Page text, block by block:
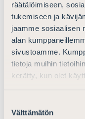
räätälöimiseen,
tukemiseen ja
jaamme sosiaalisen
alan
sivustoamme.
tietoja muihin
kerätty, kun olet
valinta
Välttämätön
Melko tärkeä
Kommentit/
Asianajajaliitto
itsessään
systemaattista
rekrytoinnin
mahdollisiin